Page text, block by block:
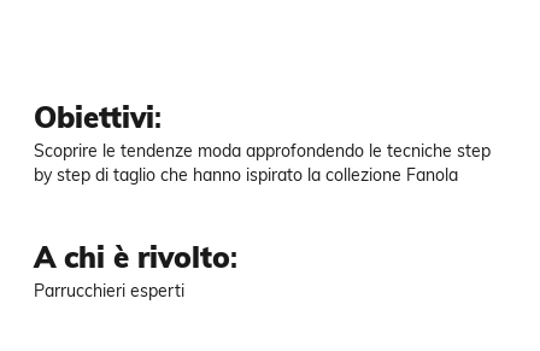
Obiettivi:
Scoprire le tendenze moda approfondendo le tecniche step
by step di taglio che hanno ispirato la collezione Fanola
A chi è rivolto:
Parrucchieri esperti